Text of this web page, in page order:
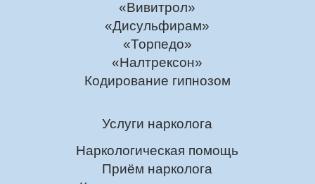
«Вивитрол»
«Дисульфирам»
«Торпедо»
«Налтрексон»
Кодирование гипнозом
Услуги нарколога
Наркологическая помощь
Приём нарколога